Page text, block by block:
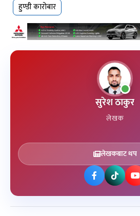
हुण्डी कारोबार
सुरेश ठाकुर
लेखक
लेखकबाट थप